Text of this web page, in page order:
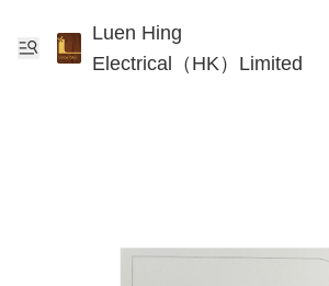
Luen Hing
Electrical（HK）Limited